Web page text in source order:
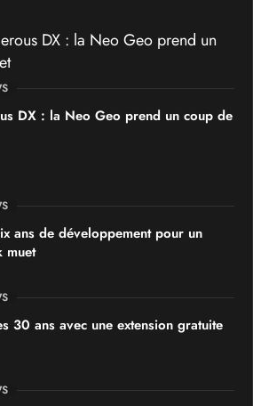
GEEKS
2026 - à Grigny
GEEKS
Colmar 2026
DX : la Neo Geo prend un coup de
ans de développement pour un
muet
30 ans avec une extension gratuite